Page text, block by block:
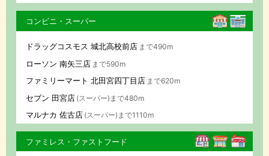
コンビニ・スーパー
ドラッグコスモス 城北高校前店 まで490m
ローソン 南矢三店 まで590m
ファミリーマート 北田宮四丁目店 まで620m
セブン 田宮店 (スーパー)まで480m
マルナカ 佐古店 (スーパー)まで1110m
ファミレス・ファストフード